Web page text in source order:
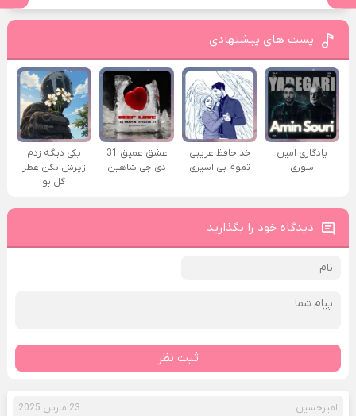
پست های پیشنهادی
یادگاری امین
سوری
خداحافظ غریبی
تموم بی اسیری
عشق عمیق 31
دی جی شاهین
یکی دیگه زدم
زیرش بکن عطر
گل بو
دیدگاه خود را بگذارید
ثبت نظر
امیرحسین 23 مارس 2025